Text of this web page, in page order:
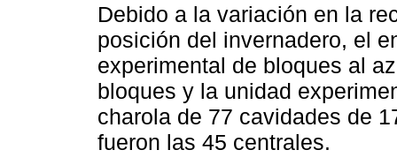
Debido a la variación en la
posición del invernadero, el
experimental de bloques al
bloques y la unidad
charola de 77 cavidades de
fueron las 45 centrales.